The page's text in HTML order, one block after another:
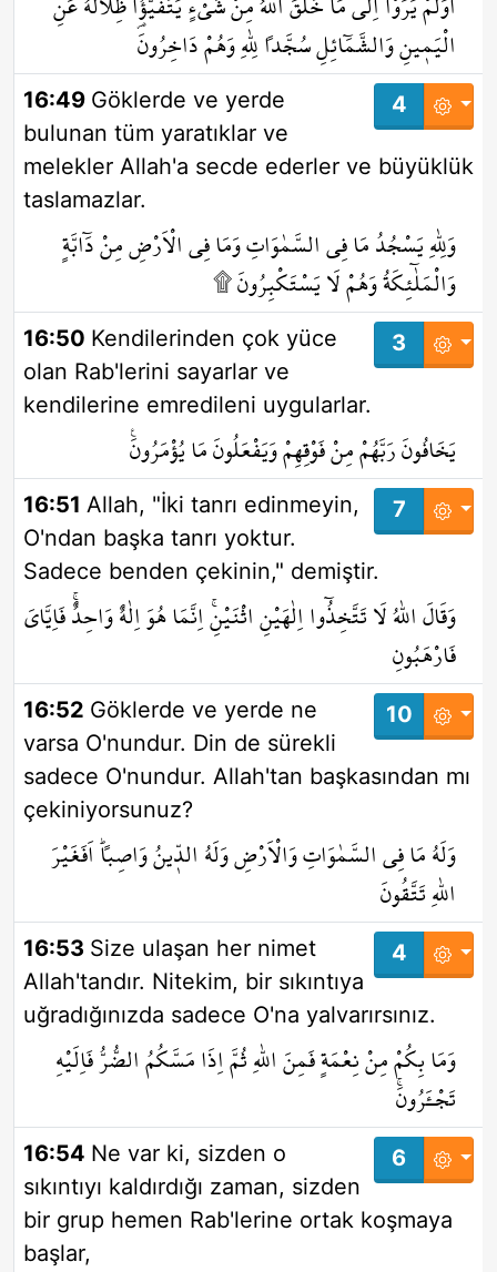
الْيَم۪ينِ وَالشَّمَٓائِلِ سُجَّداً لِلّٰهِ وَهُمْ دَاخِرُونَ
4
16:49 Göklerde ve yerde
bulunan tüm yaratıklar ve
melekler Allah'a secde ederler ve büyüklük
taslamazlar.
وَلِلّٰهِ يَسْجُدُ مَا فِي السَّمٰوَاتِ وَمَا فِي الْاَرْضِ مِنْ دَٓابَّةٍ
وَالْمَلٰٓئِكَةُ وَهُمْ لَا يَسْتَكْبِرُونَ ۩
3
16:50 Kendilerinden çok yüce
olan Rab'lerini sayarlar ve
kendilerine emredileni uygularlar.
يَخَافُونَ رَبَّهُمْ مِنْ فَوْقِهِمْ وَيَفْعَلُونَ مَا يُؤْمَرُونَ۟
7
16:51 Allah, "İki tanrı edinmeyin,
O'ndan başka tanrı yoktur.
Sadece benden çekinin," demiştir.
وَقَالَ اللّٰهُ لَا تَتَّخِذُٓوا اِلٰهَيْنِ اثْنَيْنِۚ اِنَّمَا هُوَ اِلٰهٌ وَاحِدٌۚ فَاِيَّايَ
فَارْهَبُونِ
10
16:52 Göklerde ve yerde ne
varsa O'nundur. Din de sürekli
sadece O'nundur. Allah'tan başkasından mı
çekiniyorsunuz?
وَلَهُ مَا فِي السَّمٰوَاتِ وَالْاَرْضِ وَلَهُ الدّ۪ينُ وَاصِباًۜ اَفَغَيْرَ
اللّٰهِ تَتَّقُونَ
4
16:53 Size ulaşan her nimet
Allah'tandır. Nitekim, bir sıkıntıya
uğradığınızda sadece O'na yalvarırsınız.
وَمَا بِكُمْ مِنْ نِعْمَةٍ فَمِنَ اللّٰهِ ثُمَّ اِذَا مَسَّكُمُ الضُّرُّ فَاِلَيْهِ
تَجْـَٔرُونَۚ
6
16:54 Ne var ki, sizden o
sıkıntıyı kaldırdığı zaman, sizden
bir grup hemen Rab'lerine ortak koşmaya
başlar,